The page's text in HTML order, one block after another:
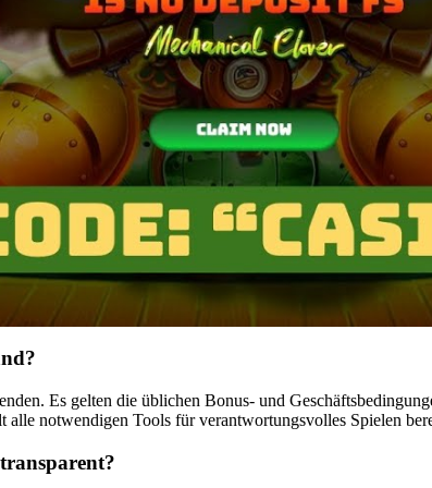
Es gelten die üblichen Bonus- und
notwendigen Tools für verantwortungsvolles Spielen